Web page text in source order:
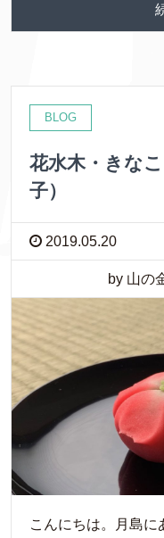
BLOG
花水木・きな
子）
2019.05.20
by 山の
こんにちは。月島